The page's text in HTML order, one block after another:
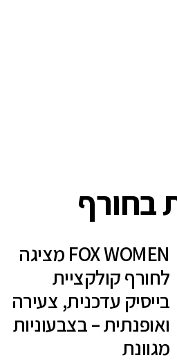
בחורף
FOX WOMEN מציגה
לחורף קולקציית
בייסיק עדכנית, צעירה
ואופנתית – בצבעוניות
מגוונת